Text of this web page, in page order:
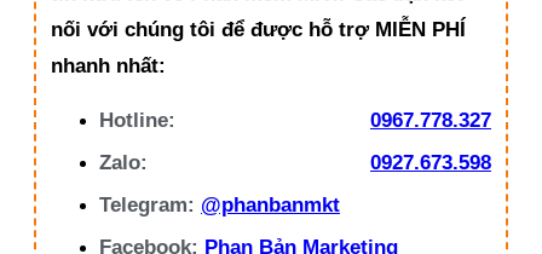
nối với chúng tôi để được hỗ trợ MIỄN PHÍ
nhanh nhất:
Hotline:
0967.778.327
Zalo:
0927.673.598
Telegram: @phanbanmkt
Facebook: Phan Bản Marketing